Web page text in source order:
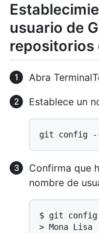
usuario de
repositorios
Abra Terminal
Establece un
Confirma que
nombre de
$ git config
> Mona Lisa